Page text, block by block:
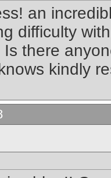
an
difficulty
there
kindly